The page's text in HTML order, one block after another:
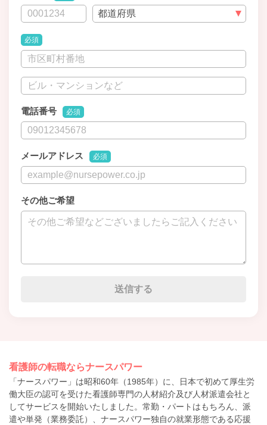
必須
電話番号 必須
メールアドレス 必須
その他ご希望
看護師の転職ならナースパワー
「ナースパワー」は昭和60年（1985年）に、日本で初めて厚生労
働大臣の認可を受けた看護師専門の人材紹介及び人材派遣会社と
してサービスを開始いたしました。常勤・パートはもちろん、派
遣や単発（業務委託）、ナースパワー独自の就業形態である応援